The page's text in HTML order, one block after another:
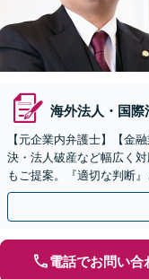
海外法人・国際
【元企業内弁護士】【金
決・法人破産など幅広く
もご提案。『適切な判断
ポート【他士業連携】【
電話でお問い合